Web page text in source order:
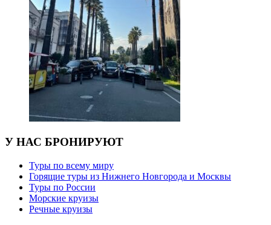
У НАС БРОНИРУЮТ
Туры по всему миру
Горящие туры из Нижнего Новгорода и Москвы
Туры по России
Морские круизы
Речные круизы